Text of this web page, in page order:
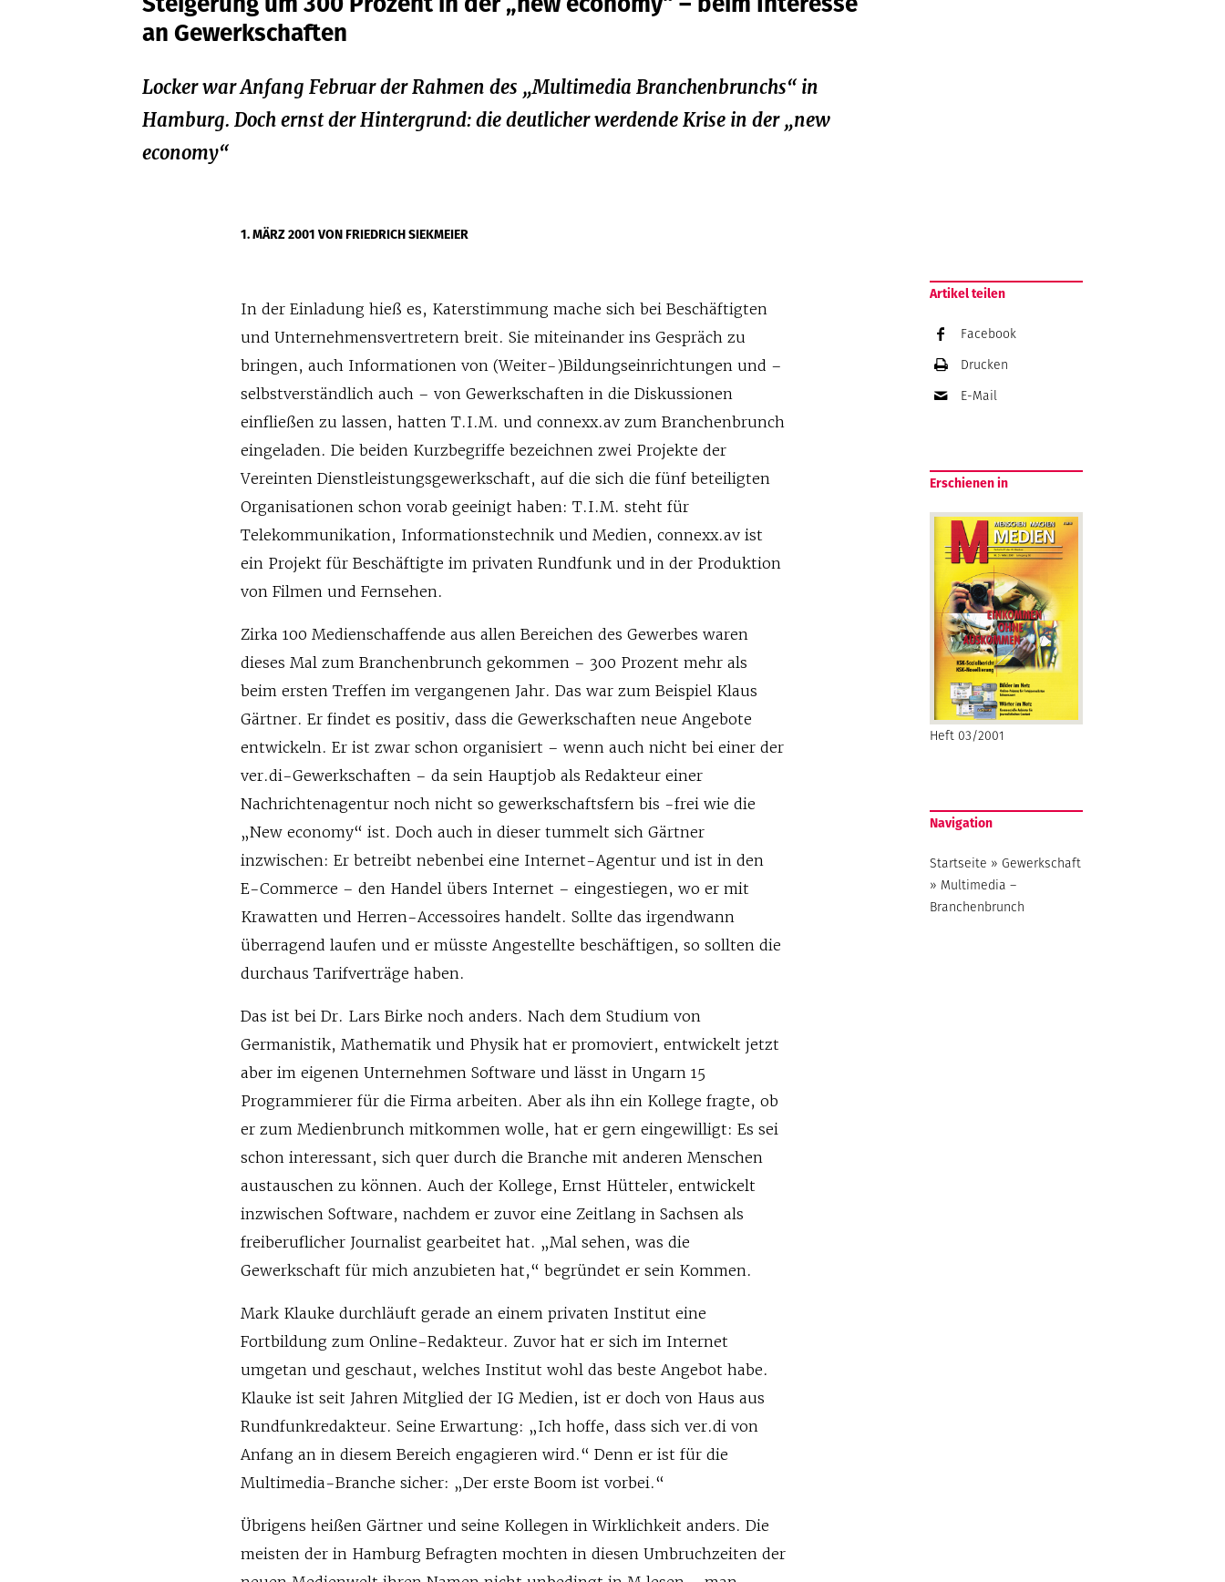
an Gewerkschaften
Locker war Anfang Februar der Rahmen des „Multimedia Branchenbrunchs“ in
Hamburg. Doch ernst der Hintergrund: die deutlicher werdende Krise in der „new
economy“
1. MÄRZ 2001VON FRIEDRICH SIEKMEIER
In der Einladung hieß es, Katerstimmung mache sich bei Beschäftigten
und Unternehmensvertretern breit. Sie miteinander ins Gespräch zu
bringen, auch Informationen von (Weiter-)Bildungseinrichtungen und –
selbstverständlich auch – von Gewerkschaften in die Diskussionen
einfließen zu lassen, hatten T.I.M. und connexx.av zum Branchenbrunch
eingeladen. Die beiden Kurzbegriffe bezeichnen zwei Projekte der
Vereinten Dienstleistungsgewerkschaft, auf die sich die fünf beteiligten
Organisationen schon vorab geeinigt haben: T.I.M. steht für
Telekommunikation, Informationstechnik und Medien, connexx.av ist
ein Projekt für Beschäftigte im privaten Rundfunk und in der Produktion
von Filmen und Fernsehen.
Zirka 100 Medienschaffende aus allen Bereichen des Gewerbes waren
dieses Mal zum Branchenbrunch gekommen – 300 Prozent mehr als
beim ersten Treffen im vergangenen Jahr. Das war zum Beispiel Klaus
Gärtner. Er findet es positiv, dass die Gewerkschaften neue Angebote
entwickeln. Er ist zwar schon organisiert – wenn auch nicht bei einer der
ver.di-Gewerkschaften – da sein Hauptjob als Redakteur einer
Nachrichtenagentur noch nicht so gewerkschaftsfern bis -frei wie die
„New economy“ ist. Doch auch in dieser tummelt sich Gärtner
inzwischen: Er betreibt nebenbei eine Internet-Agentur und ist in den
E-Commerce – den Handel übers Internet – eingestiegen, wo er mit
Krawatten und Herren-Accessoires handelt. Sollte das irgendwann
überragend laufen und er müsste Angestellte beschäftigen, so sollten die
durchaus Tarifverträge haben.
Das ist bei Dr. Lars Birke noch anders. Nach dem Studium von
Germanistik, Mathematik und Physik hat er promoviert, entwickelt jetzt
aber im eigenen Unternehmen Software und lässt in Ungarn 15
Programmierer für die Firma arbeiten. Aber als ihn ein Kollege fragte, ob
er zum Medienbrunch mitkommen wolle, hat er gern eingewilligt: Es sei
schon interessant, sich quer durch die Branche mit anderen Menschen
austauschen zu können. Auch der Kollege, Ernst Hütteler, entwickelt
inzwischen Software, nachdem er zuvor eine Zeitlang in Sachsen als
freiberuflicher Journalist gearbeitet hat. „Mal sehen, was die
Gewerkschaft für mich anzubieten hat,“ begründet er sein Kommen.
Mark Klauke durchläuft gerade an einem privaten Institut eine
Fortbildung zum Online-Redakteur. Zuvor hat er sich im Internet
umgetan und geschaut, welches Institut wohl das beste Angebot habe.
Klauke ist seit Jahren Mitglied der IG Medien, ist er doch von Haus aus
Rundfunkredakteur. Seine Erwartung: „Ich hoffe, dass sich ver.di von
Anfang an in diesem Bereich engagieren wird.“ Denn er ist für die
Multimedia-Branche sicher: „Der erste Boom ist vorbei.“
Übrigens heißen Gärtner und seine Kollegen in Wirklichkeit anders. Die
meisten der in Hamburg Befragten mochten in diesen Umbruchzeiten der
Artikel teilen
Facebook
Drucken
E-Mail
Erschienen in
Heft 03/2001
Navigation
Startseite » Gewerkschaft
» Multimedia –
Branchenbrunch